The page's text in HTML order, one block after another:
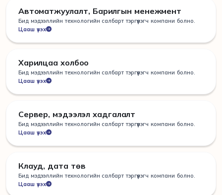
Автоматжуулалт, Барилгын менежмент
Бид мэдээллийн технологийн салбарт тэргүүлэгч компани болно.
Цааш үзэх
Харилцаа холбоо
Бид мэдээллийн технологийн салбарт тэргүүлэгч компани болно.
Цааш үзэх
Сервер, мэдээлэл хадгалалт
Бид мэдээллийн технологийн салбарт тэргүүлэгч компани болно.
Цааш үзэх
Клауд, дата төв
Бид мэдээллийн технологийн салбарт тэргүүлэгч компани болно.
Цааш үзэх